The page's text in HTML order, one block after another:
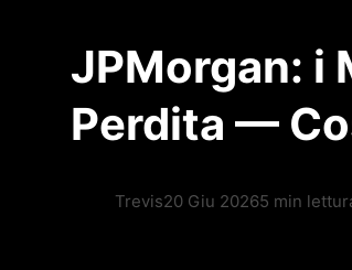
JPMorgan: i
Perdita —
Trevis20 Giu 20265 min